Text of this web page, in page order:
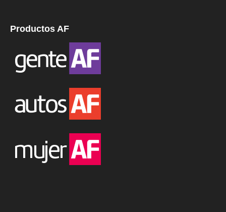
Productos AF